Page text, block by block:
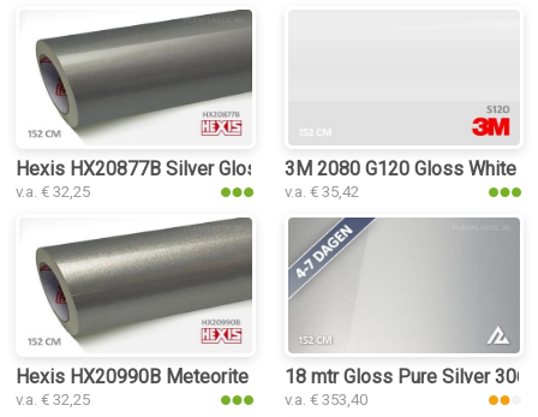
Hexis HX20877B Silver Gloss plakplastic
v.a. € 32,25
3M 2080 G120 Gloss White
v.a. € 35,42
Hexis HX20990B Meteorite Grey Metal Gloss plakplastic
v.a. € 32,25
18 mtr Gloss Pure Silver
v.a. € 353,40